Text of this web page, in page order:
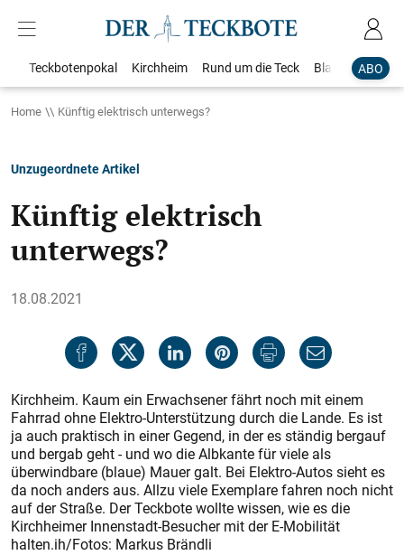
ABO
Teckbotenpokal Kirchheim Rund um die Teck Blaulicht
Home Künftig elektrisch unterwegs?
Unzugeordnete Artikel
Künftig elektrisch
unterwegs?
18.08.2021
Kirchheim. Kaum ein Erwachsener fährt noch mit einem
Fahrrad ohne Elektro-Unterstützung durch die Lande. Es ist
ja auch praktisch in einer Gegend, in der es ständig bergauf
und bergab geht - und wo die Albkante für viele als
überwindbare (blaue) Mauer galt. Bei Elektro-Autos sieht es
da noch anders aus. Allzu viele Exemplare fahren noch nicht
auf der Straße. Der Teckbote wollte wissen, wie es die
Kirchheimer Innenstadt-Besucher mit der E-Mobilität
halten.ih/Fotos: Markus Brändli